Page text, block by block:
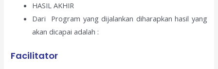
HASIL AKHIR
Dari Program yang dijalankan diharapkan hasil yang
akan dicapai adalah :
Facilitator